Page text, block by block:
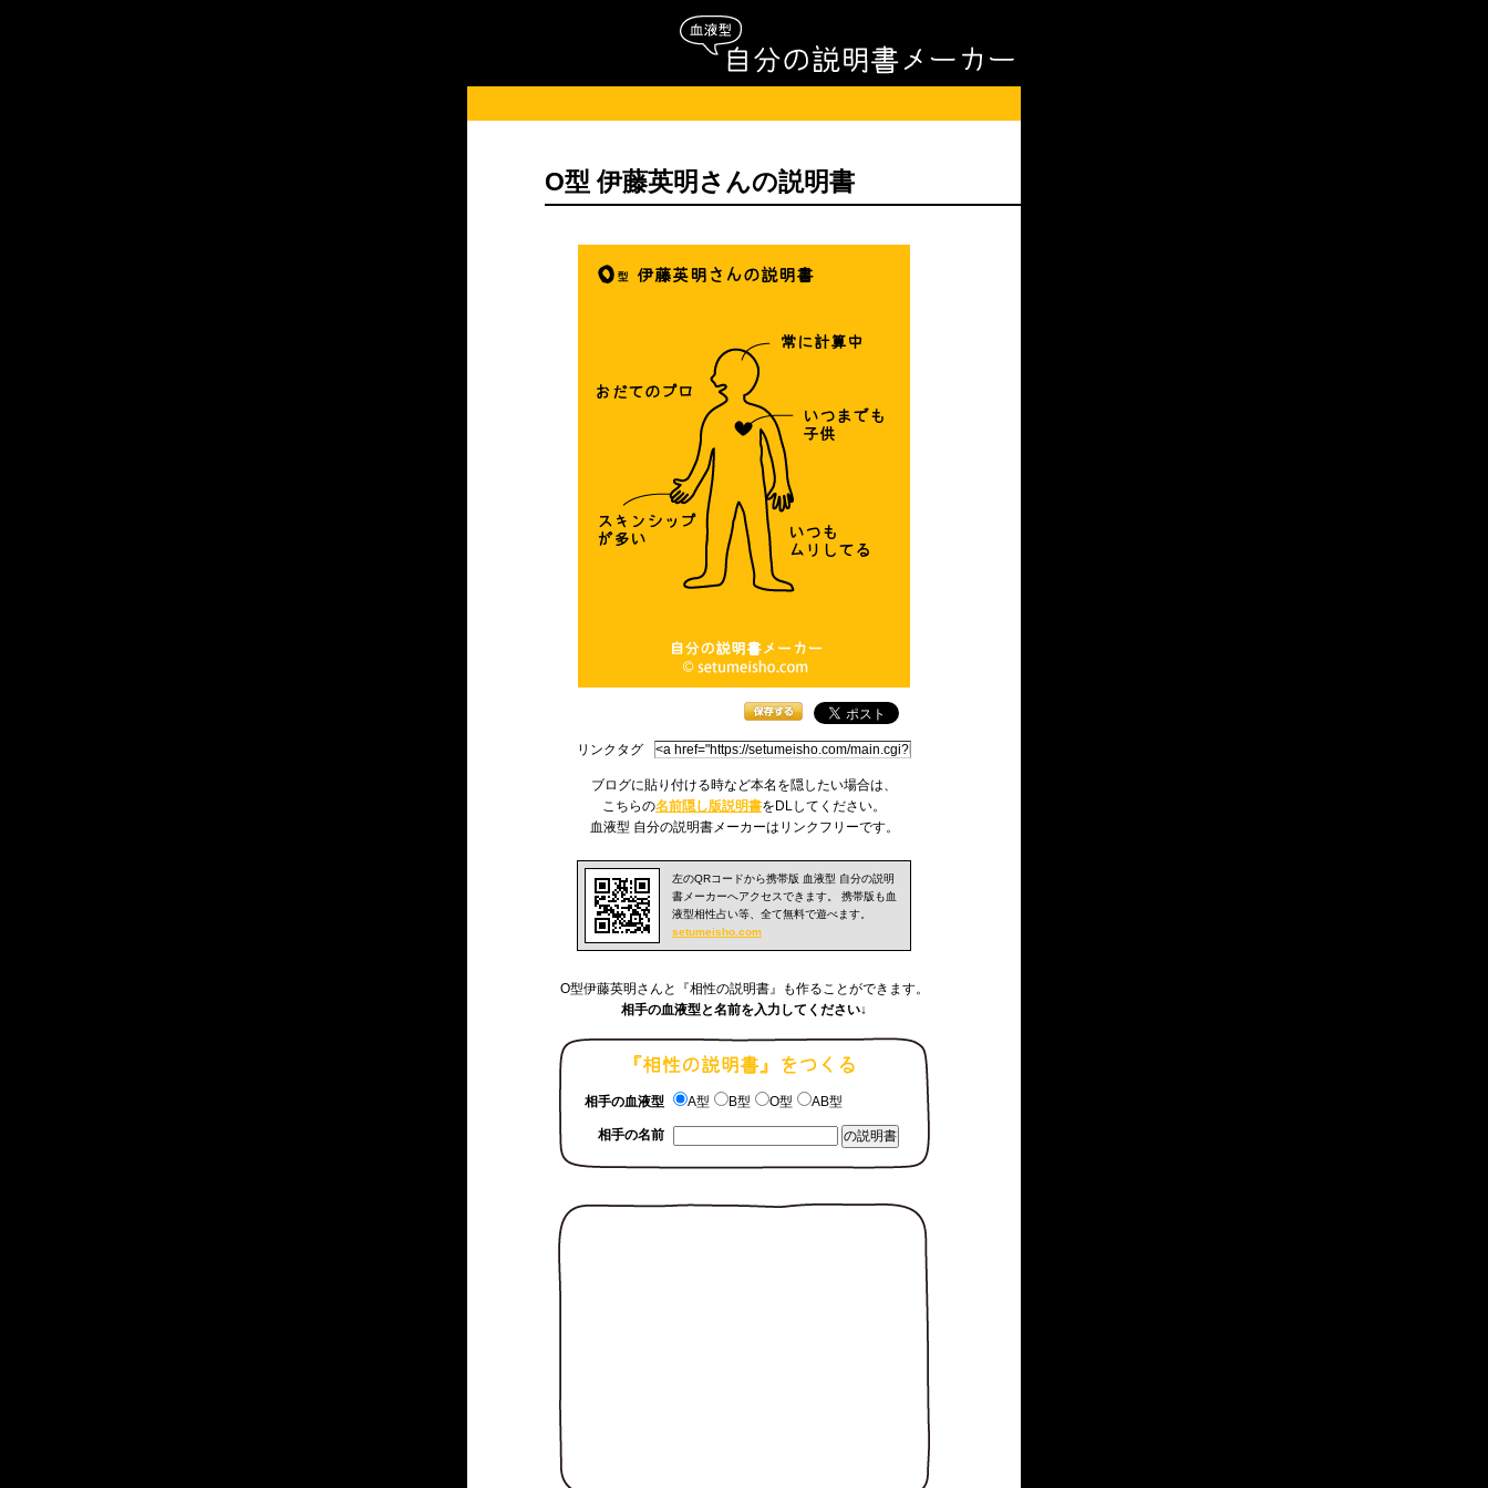
O型 伊藤英明さんの説明書
リンクタグ
ブログに貼り付ける時など本名を隠したい場合は、
こちらの名前隠し版説明書をDLしてください。
血液型 自分の説明書メーカーはリンクフリーです。
左のQRコードから携帯版 血液型 自分の説明
書メーカーへアクセスできます。 携帯版も血
液型相性占い等、全て無料で遊べます。
setumeisho.com
O型伊藤英明さんと『相性の説明書』も作ることができます。
相手の血液型と名前を入力してください↓
相手の血液型 A型 B型 O型 AB型
相手の名前